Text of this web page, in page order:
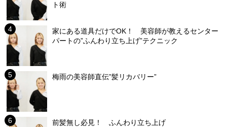
ト術
家にある道具だけでOK！ 美容師が教えるセンター
パートの”ふんわり立ち上げ”テクニック
梅雨の美容師直伝”髪リカバリー”
前髪無し必見！ ふんわり立ち上げ